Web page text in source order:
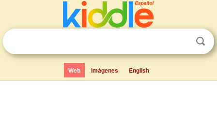
Web Imágenes English